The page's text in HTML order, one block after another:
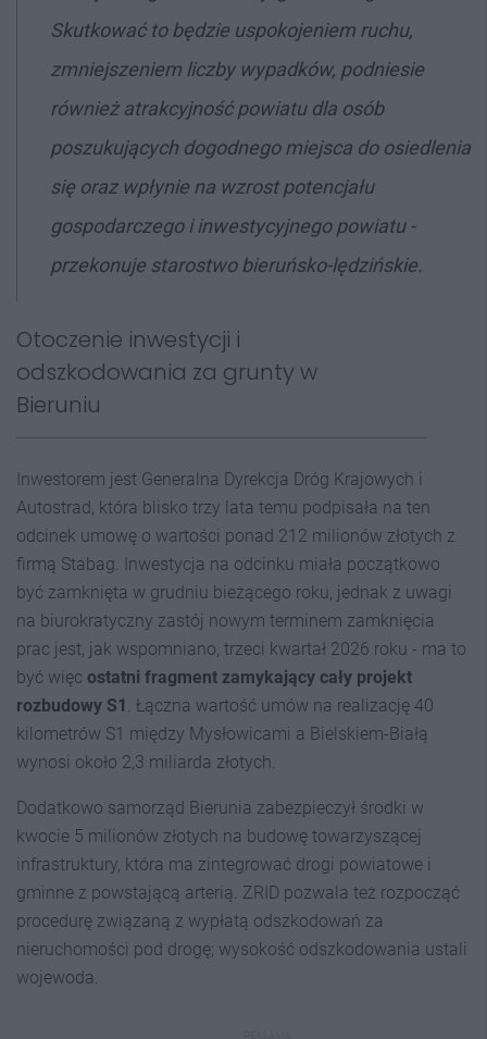
Skutkować to będzie uspokojeniem ruchu,
zmniejszeniem liczby wypadków, podniesie
również atrakcyjność powiatu dla osób
poszukujących dogodnego miejsca do osiedlenia
się oraz wpłynie na wzrost potencjału
gospodarczego i inwestycyjnego powiatu -
przekonuje starostwo bieruńsko-lędzińskie.
Otoczenie inwestycji i
odszkodowania za grunty w
Bieruniu
Inwestorem jest Generalna Dyrekcja Dróg Krajowych i
Autostrad, która blisko trzy lata temu podpisała na ten
odcinek umowę o wartości ponad 212 milionów złotych z
firmą Stabag. Inwestycja na odcinku miała początkowo
być zamknięta w grudniu bieżącego roku, jednak z uwagi
na biurokratyczny zastój nowym terminem zamknięcia
prac jest, jak wspomniano, trzeci kwartał 2026 roku - ma to
być więc ostatni fragment zamykający cały projekt
rozbudowy S1 . Łączna wartość umów na realizację 40
kilometrów S1 między Mysłowicami a Bielskiem-Białą
wynosi około 2,3 miliarda złotych.
Dodatkowo samorząd Bierunia zabezpieczył środki w
kwocie 5 milionów złotych na budowę towarzyszącej
infrastruktury, która ma zintegrować drogi powiatowe i
gminne z powstającą arterią. ZRID pozwala też rozpocząć
procedurę związaną z wypłatą odszkodowań za
nieruchomości pod drogę; wysokość odszkodowania ustali
wojewoda.